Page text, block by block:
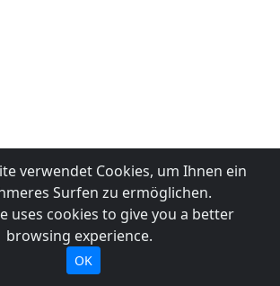
verwendet Cookies, um Ihnen ein
Surfen zu ermöglichen.
uses cookies to give you a better
browsing experience.
OK